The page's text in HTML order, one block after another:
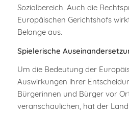
Sozialbereich. Auch die
Europäischen Gerichtshofs
Belange aus.
Spielerische
Um die Bedeutung der
Auswirkungen ihrer
Bürgerinnen und Bürger vor
veranschaulichen, hat der